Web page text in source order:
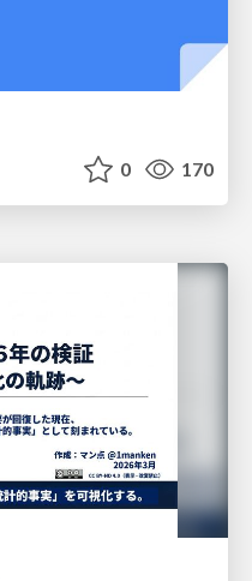
0 170